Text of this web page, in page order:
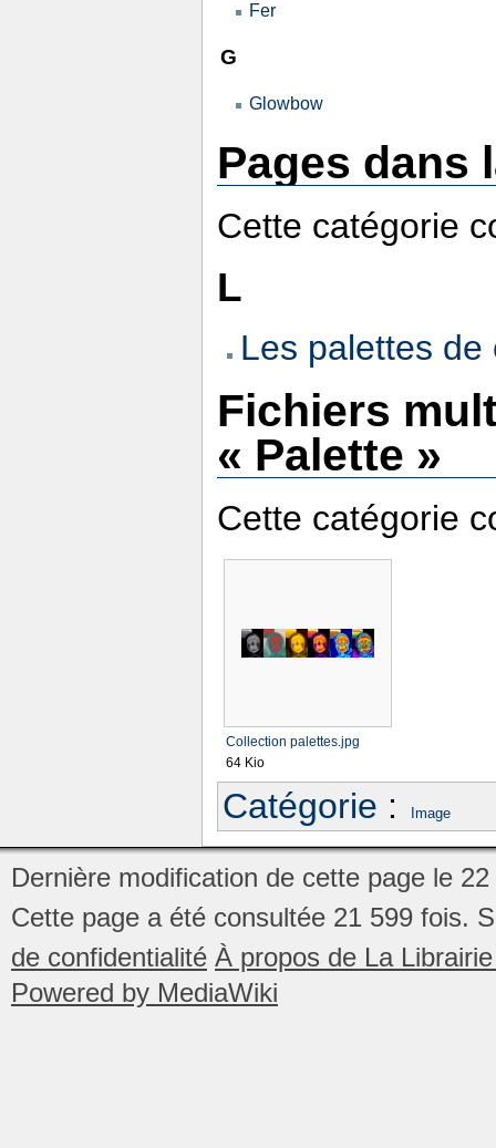
Fer
G
Glowbow
Pages dans
Cette catégorie
L
Les palettes
Fichiers
« Palette »
Cette catégorie
Collection palettes.jpg
64 Kio
Catégorie : Image
Dernière modification de cette page le
Cette page a été consultée 21 599 fois.
de confidentialité À propos de La
Powered by MediaWiki